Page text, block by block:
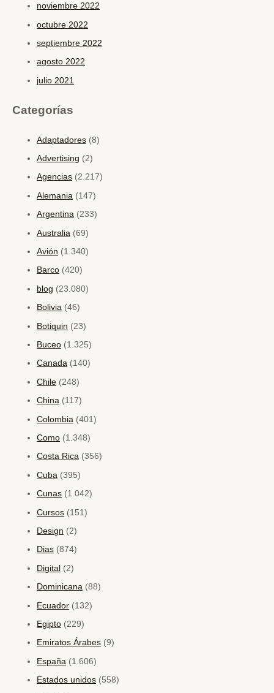
noviembre 2022
octubre 2022
septiembre 2022
agosto 2022
julio 2021
Categorías
Adaptadores (8)
Advertising (2)
Agencias (2.217)
Alemania (147)
Argentina (233)
Australia (69)
Avión (1.340)
Barco (420)
blog (23.080)
Bolivia (46)
Botiquin (23)
Buceo (1.325)
Canada (140)
Chile (248)
China (117)
Colombia (401)
Como (1.348)
Costa Rica (356)
Cuba (395)
Cunas (1.042)
Cursos (151)
Design (2)
Dias (874)
Digital (2)
Dominicana (88)
Ecuador (132)
Egipto (229)
Emiratos Árabes (9)
España (1.606)
Estados unidos (558)